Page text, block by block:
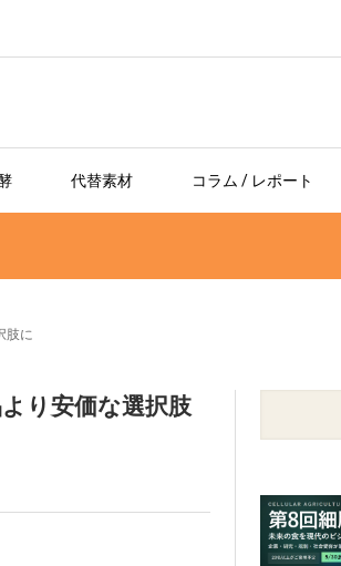
代替素材 コラム / レポート
肢に
り安価な選択肢